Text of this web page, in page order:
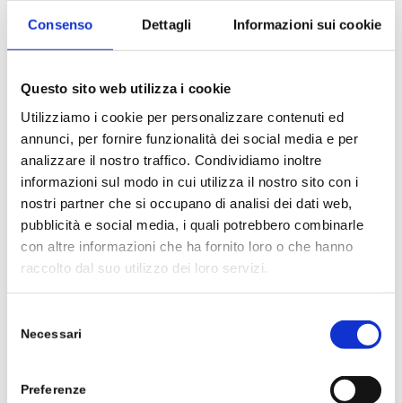
Consenso Dettagli Informazioni sui cookie
Questo sito web utilizza i cookie
Utilizziamo i cookie per personalizzare contenuti ed
annunci, per fornire funzionalità dei social media e per
analizzare il nostro traffico. Condividiamo inoltre
informazioni sul modo in cui utilizza il nostro sito con i
nostri partner che si occupano di analisi dei dati web,
pubblicità e social media, i quali potrebbero combinarle
con altre informazioni che ha fornito loro o che hanno
raccolto dal suo utilizzo dei loro servizi.
delNecessari
Preferenze
Difese immunitarie sempre pronte
17 Novembre 2021
L’organismo umano è dotato di un sistema molto
sofisticato per proteggerci contro i miliardi di germi
che incontriamo ogni giorno. Per questo il nostro…